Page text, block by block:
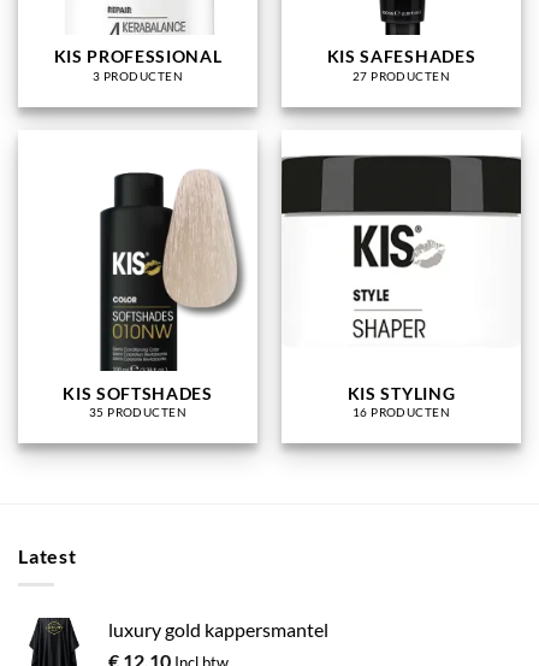
KIS PROFESSIONAL
3 PRODUCTEN
KIS SAFESHADES
27 PRODUCTEN
KIS SOFTSHADES
35 PRODUCTEN
KIS STYLING
16 PRODUCTEN
Latest
luxury gold kappersmantel
€ 12,10